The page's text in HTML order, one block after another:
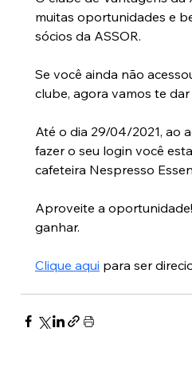
muitas oportunidades e
sócios da ASSOR.
Se você ainda não
clube, agora vamos te dar
Até o dia 29/04/2021, ao
fazer o seu login você
cafeteira Nespresso
Aproveite a
ganhar.
Clique aqui para ser